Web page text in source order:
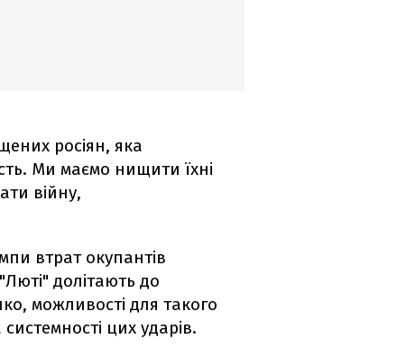
росіян, яка
Ми маємо нищити їхні
війну,
втрат окупантів
долітають до
можливості для такого
цих ударів.